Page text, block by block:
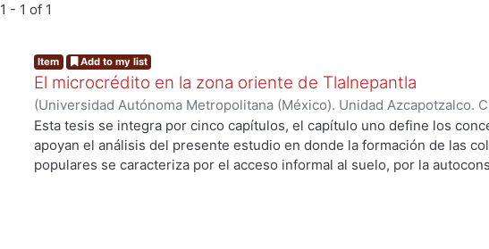
1 - 1 of 1
Item Add to my list
El microcrédito en la zona oriente de Tlalnepantla
(Universidad Autónoma Metropolitana (México). Unidad Azcapotzalco.
de Servicios de Información.,2022-08-19) Ayala Cerritos, María Teresa
Esta tesis se integra por cinco capítulos, el capítulo uno define los
apoyan el análisis del presente estudio en donde la formación de las
populares se caracteriza por el acceso informal al suelo, por la